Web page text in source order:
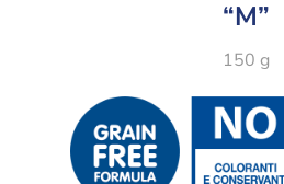
“M”
150 g